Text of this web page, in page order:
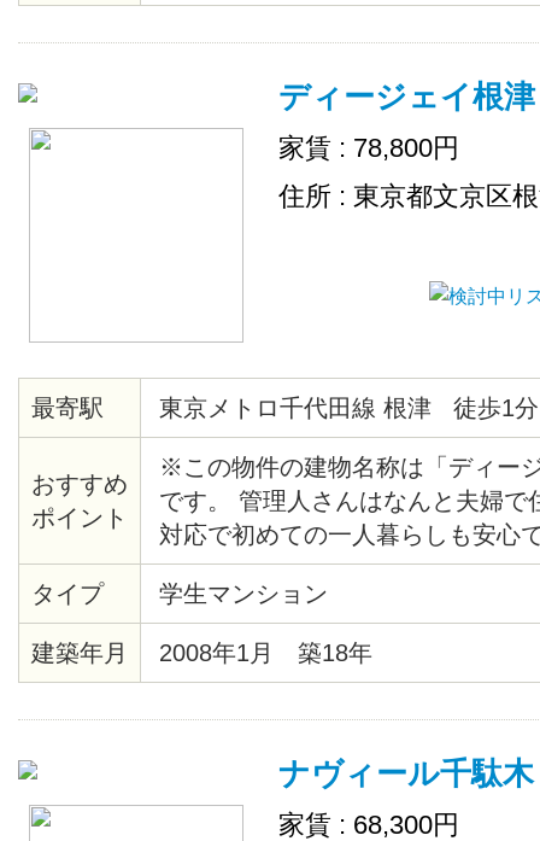
ディージェイ根津
家賃 : 78,800円
住所 : 東京都文京区
最寄駅 東京メトロ千代田線 根津 徒歩1
おすすめ
ポイント
※この物件の建物名称は「ディー
です。 管理人さんはなんと夫婦で
対応で初めての一人暮らしも安心
りて地上に上がると、目の前にマ
らマンションまでの近さも魅力で
で営業しているスーパーも物件目
屋から歴史根付く根津の町を見渡
タイプ 学生マンション
建築年月 2008年1月 築18年
ナヴィール千駄木
家賃 : 68,300円